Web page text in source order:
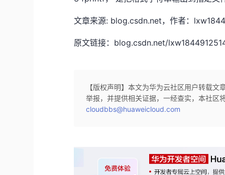
文章来源: blog.csdn.net，作者：
原文链接：blog.csdn.net/
【版权声明】本文为华为云社区用户转载
举报，并提供相关证据，一经查实，本社区
cloudbbs@huaweicloud.com